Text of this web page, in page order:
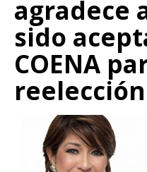
agradece
sido
COENA
reelección